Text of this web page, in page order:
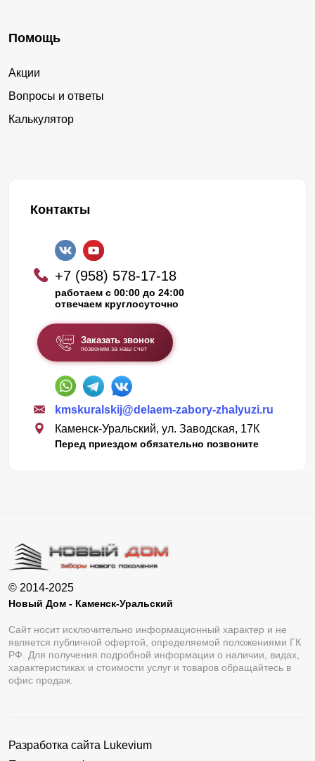
Помощь
Акции
Вопросы и ответы
Калькулятор
Контакты
+7 (958) 578-17-18
работаем с 00:00 до 24:00
отвечаем круглосуточно
Заказать звонок
позвоним за наш счет
kmskuralskij@delaem-zabory-zhalyuzi.ru
Каменск-Уральский, ул. Заводская, 17К
Перед приездом обязательно позвоните
© 2014-2025
Новый Дом - Каменск-Уральский
Сайт носит исключительно информационный характер и не
является публичной офертой, определяемой положениями ГК
РФ. Для получения подробной информации о наличии, видах,
характеристиках и стоимости услуг и товаров обращайтесь в
офис продаж.
Разработка сайта Lukevium